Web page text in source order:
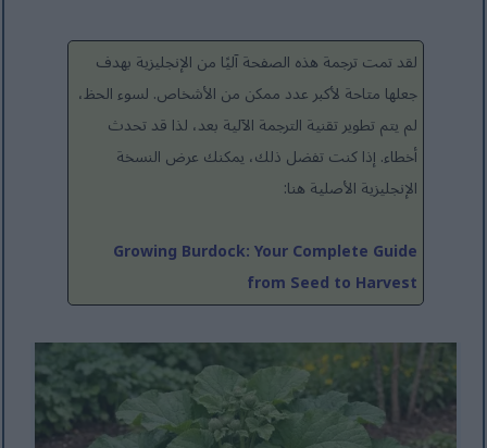
لقد تمت ترجمة هذه الصفحة آليًا من الإنجليزية بهدف
جعلها متاحة لأكبر عدد ممكن من الأشخاص. لسوء الحظ،
لم يتم تطوير تقنية الترجمة الآلية بعد، لذا قد تحدث
أخطاء. إذا كنت تفضل ذلك، يمكنك عرض النسخة
الإنجليزية الأصلية هنا:
Growing Burdock: Your Complete Guide
from Seed to Harvest